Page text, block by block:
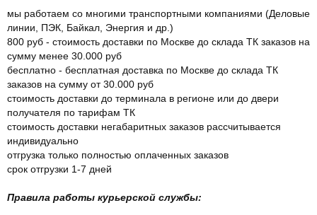
мы работаем со многими транспортными компаниями (Деловые
линии, ПЭК, Байкал, Энергия и др.)
800 руб - стоимость доставки по Москве до склада ТК заказов на
сумму менее 30.000 руб
бесплатно - бесплатная доставка по Москве до склада ТК
заказов на сумму от 30.000 руб
стоимость доставки до терминала в регионе или до двери
получателя по тарифам ТК
стоимость доставки негабаритных заказов рассчитывается
индивидуально
отгрузка только полностью оплаченных заказов
срок отгрузки 1-7 дней
Правила работы курьерской службы: